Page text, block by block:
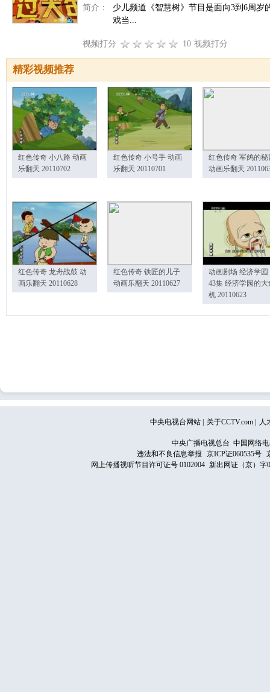
简介：
少儿频道《智慧树》节目是面向3到6周
戏当...
视频打分 10 视频打分
精彩视频推荐
红色传奇 小八路 动画
乐翻天 20110702
红色传奇 小号手 动画
乐翻天 20110701
红色传奇 军鸽的秘
动画乐翻天
红色传奇 龙舟战鼓 动
画乐翻天 20110628
红色传奇 铁匠的儿子
动画乐翻天 20110627
动画剧场 经济学园
43集 经济学园的大
机 20110623
中央电视台网站 关于CCTV.com 人
中央广播电视总台 中国网络
违法和不良信息举报
京ICP证060535号
网上传播视听节目许可证号 0102004 新出网证（京）